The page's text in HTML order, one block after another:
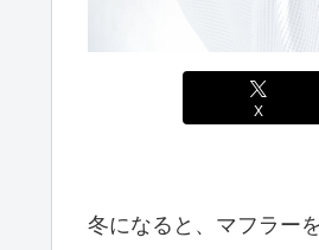
X
冬になると、マフラー